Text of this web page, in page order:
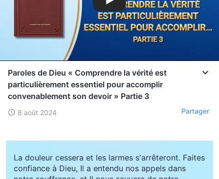
Paroles de Dieu « Comprendre la vérité est
particulièrement essentiel pour accomplir
convenablement son devoir » Partie 3
8 août 2024 Partager
La douleur cessera et les larmes s'arrêteront. Faites
confiance à Dieu, Il a entendu nos appels dans